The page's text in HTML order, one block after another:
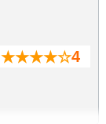
★★★★☆4